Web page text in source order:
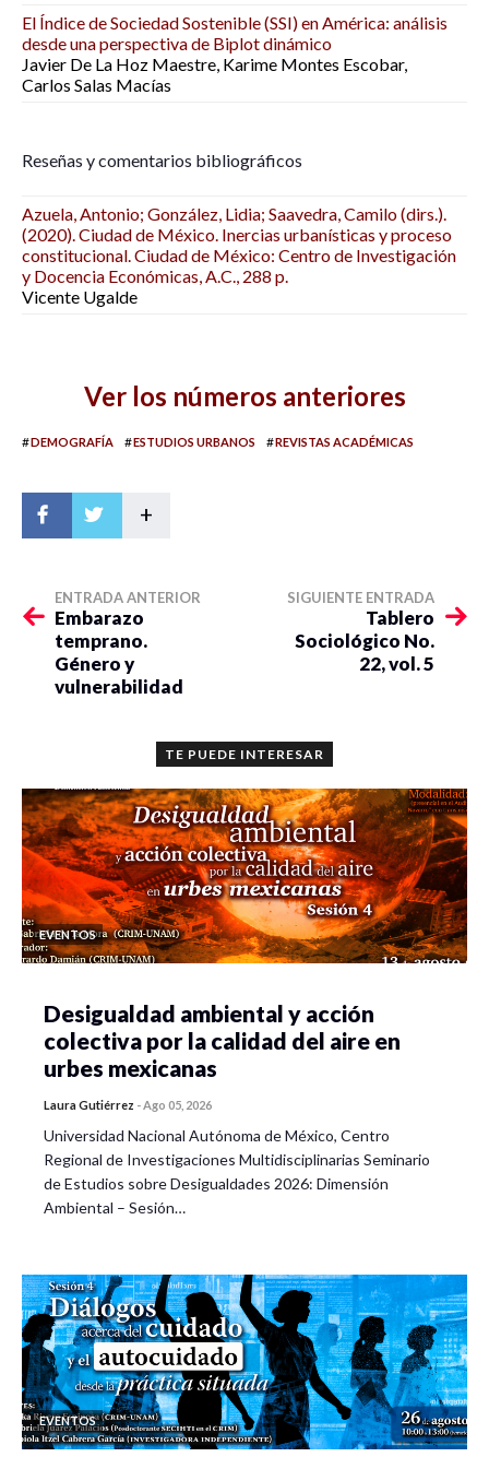
El Índice de Sociedad Sostenible (SSI) en América: análisis
desde una perspectiva de Biplot dinámico
Javier De La Hoz Maestre, Karime Montes Escobar,
Carlos Salas Macías
Reseñas y comentarios bibliográficos
Azuela, Antonio; González, Lidia; Saavedra, Camilo (dirs.).
(2020). Ciudad de México. Inercias urbanísticas y proceso
constitucional. Ciudad de México: Centro de Investigación
y Docencia Económicas, A.C., 288 p.
Vicente Ugalde
Ver los números anteriores
#DEMOGRAFÍA #ESTUDIOS URBANOS #REVISTAS ACADÉMICAS
+
ENTRADA ANTERIOR
Embarazo
temprano.
Género y
vulnerabilidad
SIGUIENTE ENTRADA
Tablero
Sociológico No.
22, vol. 5
TE PUEDE INTERESAR
EVENTOS
Desigualdad ambiental y acción
colectiva por la calidad del aire en
urbes mexicanas
Laura Gutiérrez -Ago 05, 2026
Universidad Nacional Autónoma de México, Centro
Regional de Investigaciones Multidisciplinarias Seminario
de Estudios sobre Desigualdades 2026: Dimensión
Ambiental – Sesión…
EVENTOS